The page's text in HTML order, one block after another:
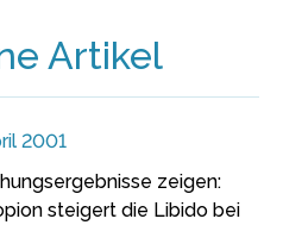
Artikel
2001
zeigen:
steigert die Libido bei